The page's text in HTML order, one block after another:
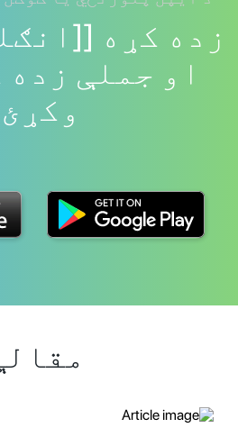
زده کړه
او جملې زده